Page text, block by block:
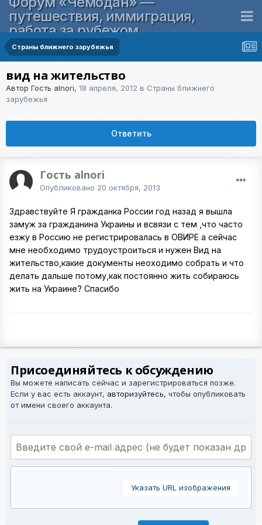
путешествия, иммиграция,
работа за рубежом
Страны ближнего зарубежья
вид на жительство
Автор Гость alnori, 18 апреля, 2012 в Страны ближнего
зарубежья
Ответить
Гость alnori
Опубликовано 20 октября, 2013
Здравствуйте Я гражданка России год назад я вышла
замуж за гражданина Украины и всвязи с тем ,что часто
езжу в Россию не регистрировалась в ОВИРЕ а сейчас
мне необходимо трудоустроиться и нужен Вид на
жительство,какие документы неоходимо собрать и что
делать дальше потому,как постоянно жить собираюсь
жить на Украине? Спасибо
Присоединяйтесь к обсуждению
Вы можете написать сейчас и зарегистрироваться позже.
Если у вас есть аккаунт, авторизуйтесь, чтобы опубликовать
от имени своего аккаунта.
Указать URL изображения